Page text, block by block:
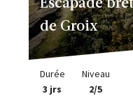
Escapade
de Groix
Durée
3 jrs
Niveau
2/5